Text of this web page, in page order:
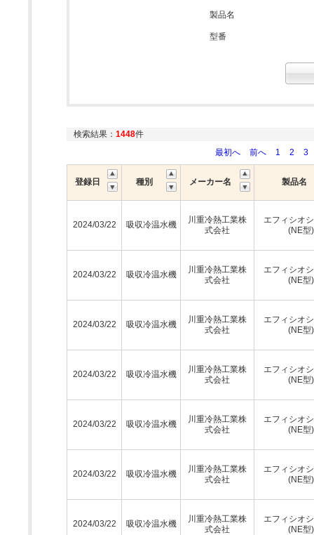
製品名
型番
検索結果： 1448件
最初へ
前へ 1 2 3
登録日 種別 メーカー名 製品名
2024/03/22 吸収冷温水機
川重冷熱工業株
式会社
エフィシオ
(NE型)
2024/03/22 吸収冷温水機
川重冷熱工業株
式会社
エフィシオ
(NE型)
2024/03/22 吸収冷温水機
川重冷熱工業株
式会社
エフィシオ
(NE型)
2024/03/22 吸収冷温水機
川重冷熱工業株
式会社
エフィシオ
(NE型)
2024/03/22 吸収冷温水機
川重冷熱工業株
式会社
エフィシオ
(NE型)
2024/03/22 吸収冷温水機
川重冷熱工業株
式会社
エフィシオ
(NE型)
2024/03/22 吸収冷温水機
川重冷熱工業株
式会社
エフィシオ
(NE型)